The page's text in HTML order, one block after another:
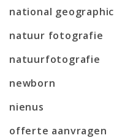
national geographic
natuur fotografie
natuurfotografie
newborn
nienus
offerte aanvragen